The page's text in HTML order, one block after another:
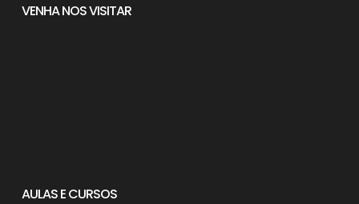
VENHA NOS VISITAR
AULAS E CURSOS